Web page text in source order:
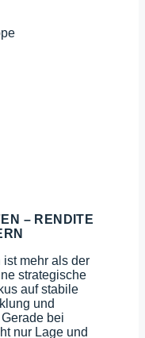
– RENDITE
mehr als der
strategische
auf stabile
und
bei
nur Lage und